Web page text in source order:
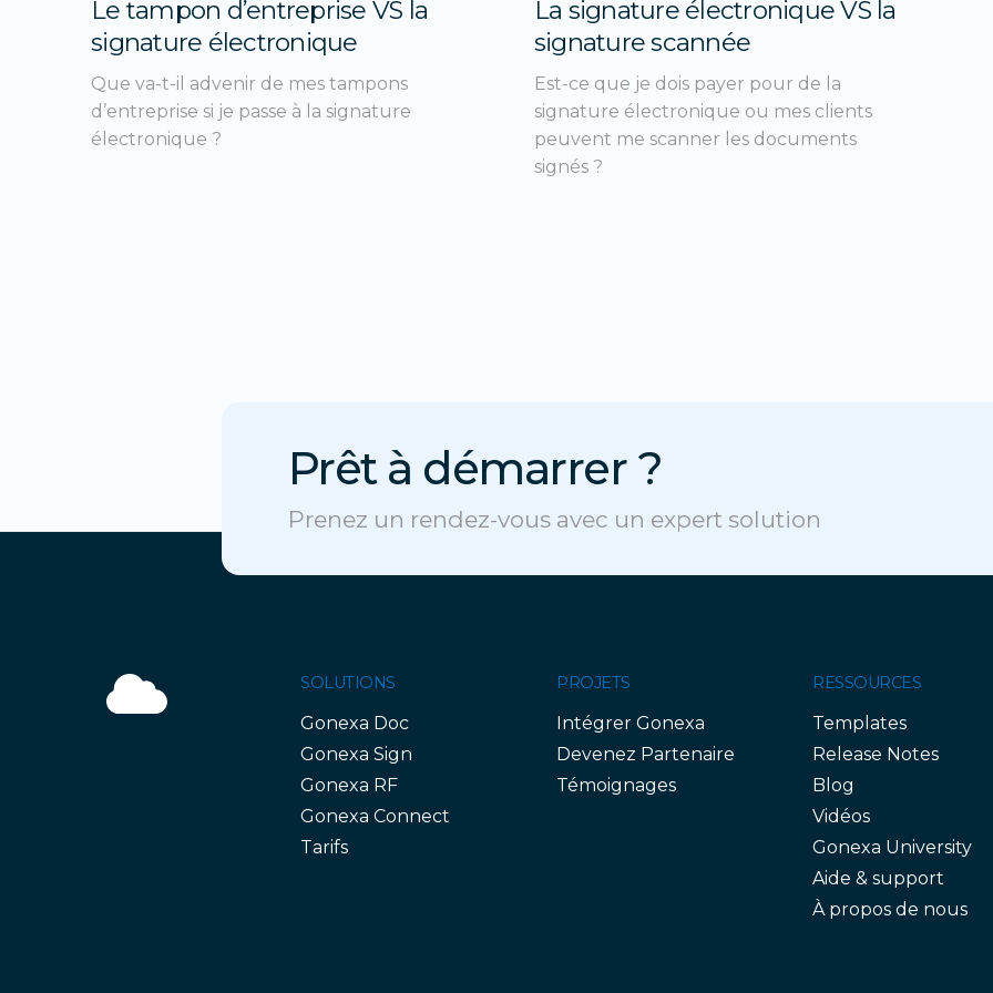
Le tampon d’entreprise VS la
signature électronique
Que va-t-il advenir de mes tampons
d’entreprise si je passe à la signature
électronique ?
La signature électronique VS la
signature scannée
Est-ce que je dois payer pour de la
signature électronique ou mes clients
peuvent me scanner les documents
signés ?
Prêt à démarrer ?
Prenez un rendez-vous avec un expert solution
SOLUTIONS
Gonexa Doc
Gonexa Sign
Gonexa RF
Gonexa Connect
Tarifs
PROJETS
Intégrer Gonexa
Devenez Partenaire
Témoignages
RESSOURCES
Templates
Release Notes
Blog
Vidéos
Gonexa University
Aide & support
À propos de nous